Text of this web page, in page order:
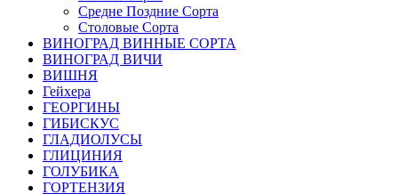
Средне Поздние Сорта
Столовые Сорта
ВИНОГРАД ВИННЫЕ СОРТА
ВИНОГРАД ВИЧИ
ВИШНЯ
Гейхера
ГЕОРГИНЫ
ГИБИСКУС
ГЛАДИОЛУСЫ
ГЛИЦИНИЯ
ГОЛУБИКА
ГОРТЕНЗИЯ